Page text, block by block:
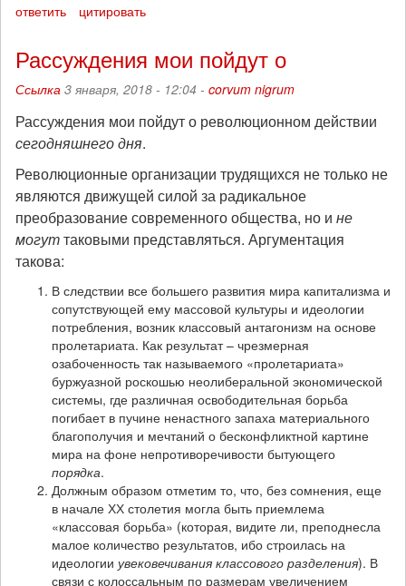
ответить цитировать
Рассуждения мои пойдут о
Ссылка 3 января, 2018 - 12:04 - corvum nigrum
Рассуждения мои пойдут о революционном действии
сегодняшнего дня.
Революционные организации трудящихся не только не
являются движущей силой за радикальное
преобразование современного общества, но и не
могуттаковыми представляться. Аргументация
такова:
В следствии все большего развития мира капитализма и
сопутствующей ему массовой культуры и идеологии
потребления, возник классовый антагонизм на основе
пролетариата. Как результат – чрезмерная
озабоченность так называемого «пролетариата»
буржуазной роскошью неолиберальной экономической
системы, где различная освободительная борьба
погибает в пучине ненастного запаха материального
благополучия и мечтаний о бесконфликтной картине
мира на фоне непротиворечивости бытующего
порядка.
Должным образом отметим то, что, без сомнения, еще
в начале ХХ столетия могла быть приемлема
«классовая борьба» (которая, видите ли, преподнесла
малое количество результатов, ибо строилась на
идеологии увековечивания классового разделения). В
связи с колоссальным по размерам увеличением